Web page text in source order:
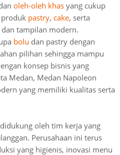
oleh-oleh khas yang cukup
produk pastry, cake, serta
tampilan modern.
bolu dan pastry dengan
pilihan sehingga mampu
konsep bisnis yang
Medan, Medan Napoleon
yang memiliki kualitas serta
oleh tim kerja yang
Perusahaan ini terus
yang higienis, inovasi menu